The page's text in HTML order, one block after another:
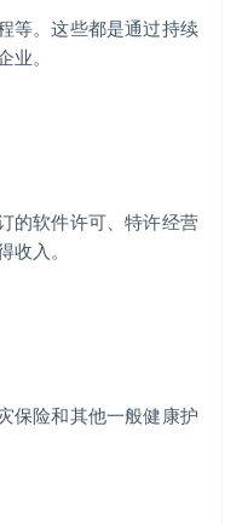
等。这些都是通过持续
。
的软件许可、特许经营
入。
保险和其他一般健康护